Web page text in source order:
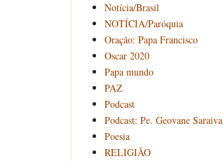
Notícia/Brasil
NOTÍCIA/Paróquia
Oração: Papa Francisco
Oscar 2020
Papa mundo
PAZ
Podcast
Podcast: Pe. Geovane Saraiva
Poesia
RELIGIÃO